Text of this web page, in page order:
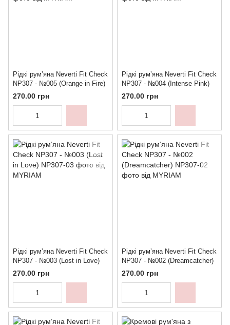
Рідкі румʼяна Neverti Fit Check
NP307 - №005 (Orange in Fire)
270.00 грн
Рідкі румʼяна Neverti Fit Check
NP307 - №004 (Intense Pink)
270.00 грн
Рідкі румʼяна Neverti Fit Check
NP307 - №003 (Lost in Love)
270.00 грн
Рідкі румʼяна Neverti Fit Check
NP307 - №002 (Dreamcatcher)
270.00 грн